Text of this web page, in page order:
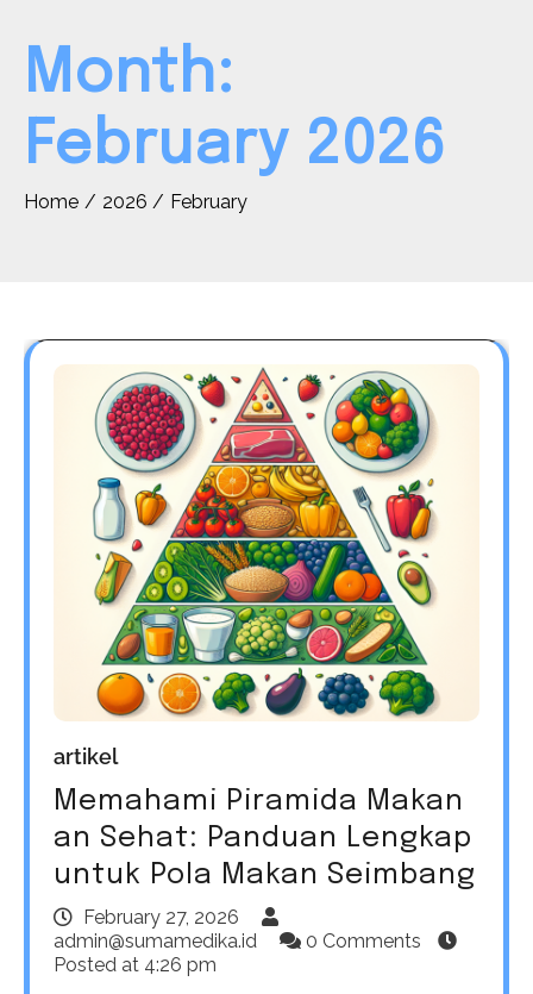
Month:
February 2026
Home 2026 February
artikel
Memahami Piramida Makan
an Sehat: Panduan Lengkap
untuk Pola Makan Seimbang
February 27, 2026
admin@sumamedika.id
0 Comments
Posted at 4:26 pm